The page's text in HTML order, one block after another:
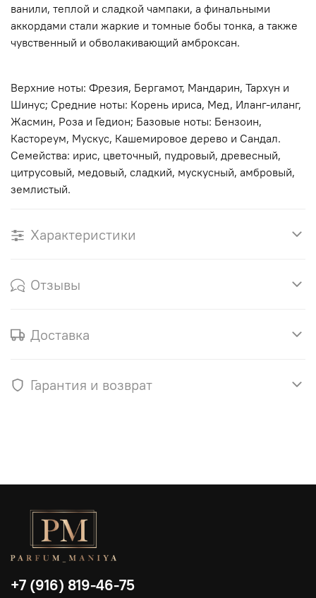
ванили, теплой и сладкой чампаки, а финальными
аккордами стали жаркие и томные бобы тонка, а также
чувственный и обволакивающий амброксан.
Верхние ноты: Фрезия, Бергамот, Мандарин, Тархун и
Шинус; Средние ноты: Корень ириса, Мед, Иланг-иланг,
Жасмин, Роза и Гедион; Базовые ноты: Бензоин,
Кастореум, Мускус, Кашемировое дерево и Сандал.
Семейства: ирис, цветочный, пудровый, древесный,
цитрусовый, медовый, сладкий, мускусный, амбровый,
землистый.
Характеристики
Отзывы
Доставка
Гарантия и возврат
+7 (916) 819-46-75